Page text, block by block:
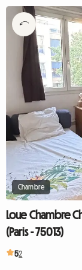
Chambre
Loue Chambre
(Paris - 75013)
52